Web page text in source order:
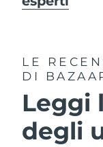
LE
DI
Leggi
degli